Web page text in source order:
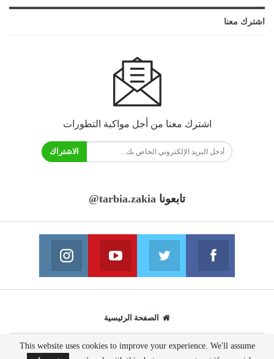
اشترك معنا
اشترك معنا من أجل مواكبة التطورات
الاشتراك
تابعونا @tarbia.zakia
فايسبوك
انضم الينا انضم الينا
يوتيوب
انضم الينا
الصفحة الرئيسية
© 2020 - جميع الحقوق محفوظة.
This website uses cookies to improve your experience. We'll assume